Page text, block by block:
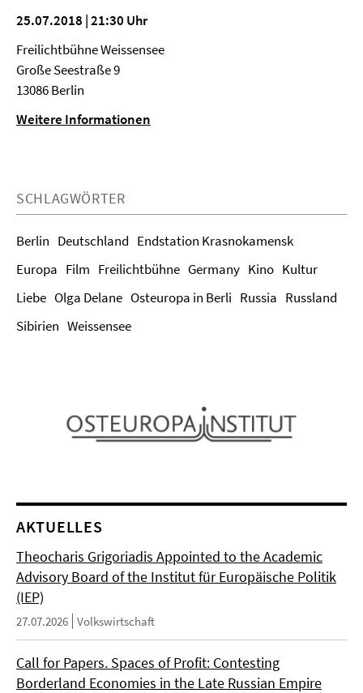
25.07.2018 | 21:30 Uhr
Freilichtbühne Weissensee
Große Seestraße 9
13086 Berlin
Weitere Informationen
SCHLAGWÖRTER
Berlin Deutschland Endstation Krasnokamensk
Europa Film Freilichtbühne Germany Kino Kultur
Liebe Olga Delane Osteuropa in Berli Russia Russland
Sibirien Weissensee
AKTUELLES
Theocharis Grigoriadis Appointed to the Academic
Advisory Board of the Institut für Europäische Politik
(IEP)
27.07.2026 Volkswirtschaft
Call for Papers. Spaces of Profit: Contesting
Borderland Economies in the Late Russian Empire